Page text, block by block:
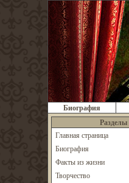
Биография
Разделы
Главная страница
Биография
Факты из жизни
Творчество